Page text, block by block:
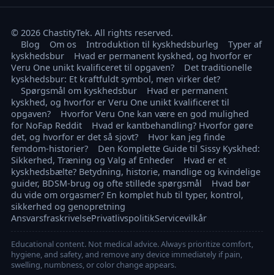
© 2026 ChastityTek. All rights reserved.
Blog
Om os Introduktion til kyskhedsburleg
Typer af
kyskhedsbur
Hvad er permanent kyskhed, og hvorfor er
Veru One unikt kvalificeret til opgaven?
Det traditionelle
kyskhedsbur: Et kraftfuldt symbol, men virker det?
Spørgsmål om kyskhedsbur
Hvad er permanent
kyskhed, og hvorfor er Veru One unikt kvalificeret til
opgaven?
Hvorfor Veru One kan være en god mulighed
for NoFap Reddit
Hvad er kantbehandling? Hvorfor gøre
det, og hvorfor er det så sjovt?
Hvor kan jeg finde
femdom-historier?
Den Komplette Guide til Sissy Kyskhed:
Sikkerhed, Træning og Valg af Enheder
Hvad er et
kyskhedsbælte? Betydning, historie, mandlige og kvindelige
guider, BDSM-brug og ofte stillede spørgsmål
Hvad bør
du vide om orgasmer? En komplet hub til typer, kontrol,
sikkerhed og genopretning
AnsvarsfraskrivelsePrivatlivspolitikServicevilkår
Educational content. Not medical advice. Always prioritize comfort,
hygiene, and safety, and remove any device immediately if pain,
swelling, numbness, or color change appears.